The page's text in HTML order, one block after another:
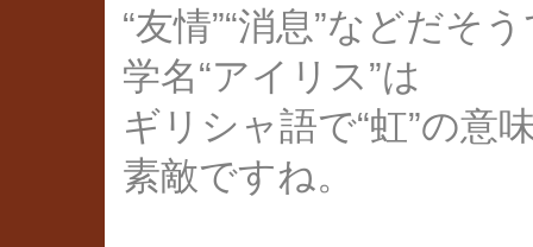
“友情”“消息”などだそ
学名“アイリス”は
ギリシャ語で“虹”の意
素敵ですね。